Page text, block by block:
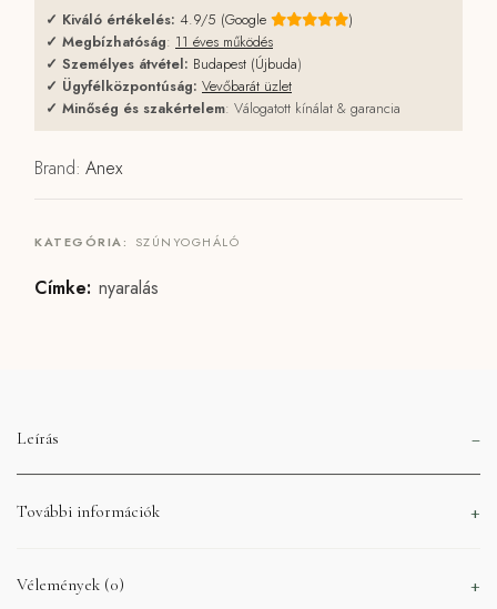
✓ Kiváló értékelés: 4.9/5 (Google
)
✓ Megbízhatóság: 11 éves működés
✓ Személyes átvétel: Budapest (Újbuda)
✓ Ügyfélközpontúság: Vevőbarát üzlet
✓ Minőség és szakértelem: Válogatott kínálat & garancia
Brand: Anex
KATEGÓRIA: SZÚNYOGHÁLÓ
Címke: nyaralás
Leírás
További információk
Vélemények (0)